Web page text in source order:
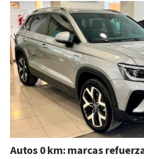
Autos 0 km: marcas